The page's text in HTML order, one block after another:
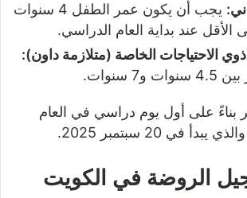
يجب أن يكون عمر الطفل 4 سنوات
الاحتياجات الخاصة (متلازمة داون):
سنوات.
بناءً على أول يوم دراسي في العام
في 20 سبتمبر 2025.
الروضة في الكويت